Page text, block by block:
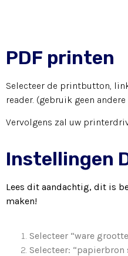
PDF printen
Selecteer de printbutton,
reader. (gebruik geen
Vervolgens zal uw
Instellingen
Lees dit aandachtig, dit is
maken!
Selecteer “ware
Selecteer: